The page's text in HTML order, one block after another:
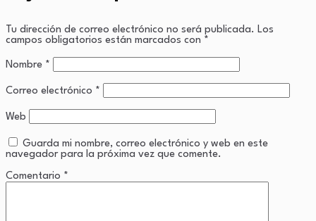
Tu dirección de correo electrónico no será publicada. Los
campos obligatorios están marcados con *
Nombre *
Correo electrónico *
Web
Guarda mi nombre, correo electrónico y web en este
navegador para la próxima vez que comente.
Comentario *